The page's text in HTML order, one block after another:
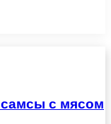
самсы с мясом